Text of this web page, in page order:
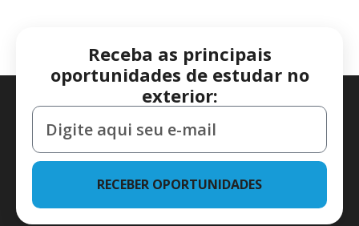
Receba as principais
oportunidades de estudar no
exterior:
RECEBER OPORTUNIDADES